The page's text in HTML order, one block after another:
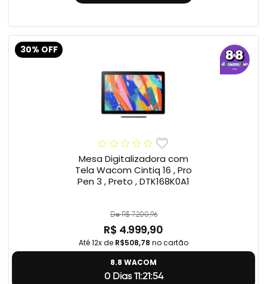
30% OFF
Mesa Digitalizadora com
Tela Wacom Cintiq 16 , Pro
Pen 3 , Preto , DTK168K0A1
De R$ 7.200,96
R$ 4.999,90
Até 12x de R$508,78 no cartão
8.8 WACOM
0 Dias 11:21:54